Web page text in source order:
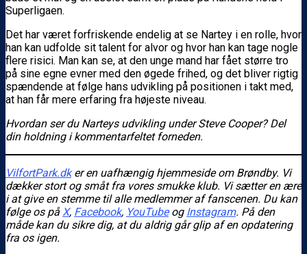
Superligaen.
Det har været forfriskende endelig at se Nartey i en rolle, hvor
han kan udfolde sit talent for alvor og hvor han kan tage nogle
flere risici. Man kan se, at den unge mand har fået større tro
på sine egne evner med den øgede frihed, og det bliver rigtig
spændende at følge hans udvikling på positionen i takt med,
at han får mere erfaring fra højeste niveau.
Hvordan ser du Narteys udvikling under Steve Cooper? Del
din holdning i kommentarfeltet forneden.
VilfortPark.dker en uafhængig hjemmeside om Brøndby. Vi
dækker stort og småt fra vores smukke klub. Vi sætter en ære
i at give en stemme til alle medlemmer af fanscenen. Du kan
følge os på X, Facebook, YouTubeog Instagram. På den
måde kan du sikre dig, at du aldrig går glip af en opdatering
fra os igen.